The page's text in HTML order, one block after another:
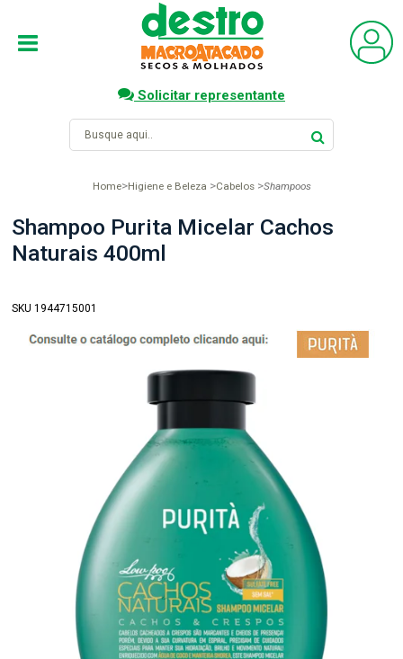
Solicitar representante
Home Higiene e Beleza Cabelos Shampoos
Shampoo Purita Micelar Cachos
Naturais 400ml
SKU 1944715001